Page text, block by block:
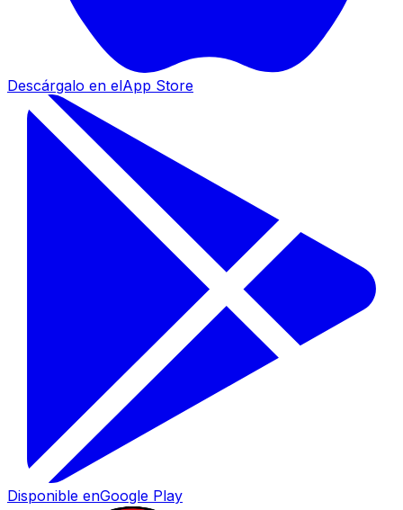
Descárgalo en elApp Store
Disponible enGoogle Play